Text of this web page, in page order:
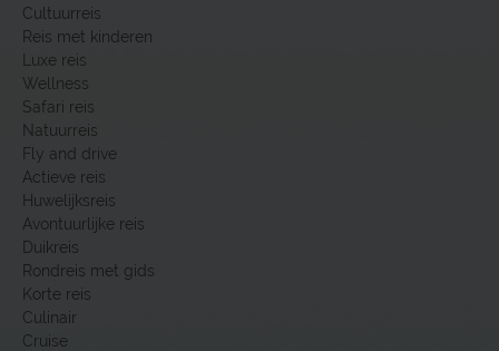
Cultuurreis
Reis met kinderen
Luxe reis
Wellness
Safari reis
Natuurreis
Fly and drive
Actieve reis
Huwelijksreis
Avontuurlijke reis
Duikreis
Rondreis met gids
Korte reis
Culinair
Cruise